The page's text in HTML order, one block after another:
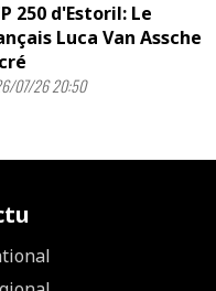
250 d'Estoril: Le
Luca Van Assche
07/26 20:50